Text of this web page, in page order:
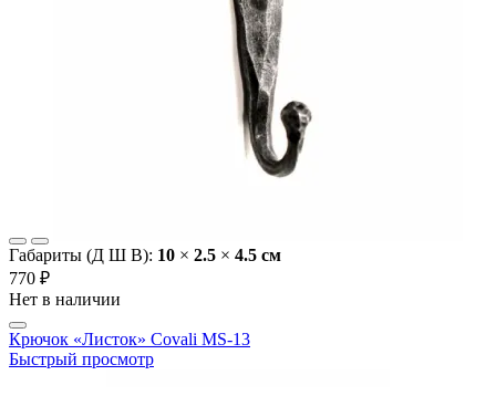
Габариты (Д Ш В): 10 × 2.5 × 4.5 cм
770 ₽
Нет в наличии
Крючок «Листок» Covali MS-13
Быстрый просмотр